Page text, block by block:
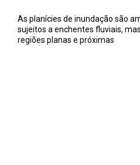
As planícies de inundação são
sujeitos a enchentes fluviais,
regiões planas e próximas